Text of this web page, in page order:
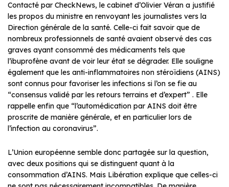
Contacté par CheckNews, le cabinet d’Olivier Véran a justifié
les propos du ministre en renvoyant les journalistes vers la
Direction générale de la santé. Celle-ci fait savoir que de
nombreux professionnels de santé avaient observé des cas
graves ayant consommé des médicaments tels que
l’ibuprofène avant de voir leur état se dégrader. Elle souligne
également que les anti-inflammatoires non stéroïdiens (AINS)
sont connus pour favoriser les infections si l’on se fie au
“consensus validé par les retours terrains et d’expert” . Elle
rappelle enfin que “l’automédication par AINS doit être
proscrite de manière générale, et en particulier lors de
l’infection au coronavirus”.
L’Union européenne semble donc partagée sur la question,
avec deux positions qui se distinguent quant à la
consommation d’AINS. Mais Libération explique que celles-ci